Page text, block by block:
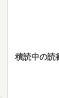
積読中の読